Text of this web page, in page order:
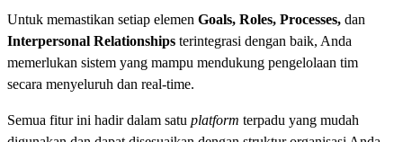
Untuk memastikan setiap elemen Goals, Roles, Processes, dan
Interpersonal Relationships terintegrasi dengan baik, Anda
memerlukan sistem yang mampu mendukung pengelolaan tim
secara menyeluruh dan real-time.
Semua fitur ini hadir dalam satu platform terpadu yang mudah